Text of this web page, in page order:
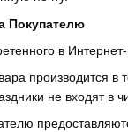
Покупателю
в
производится
не входят в